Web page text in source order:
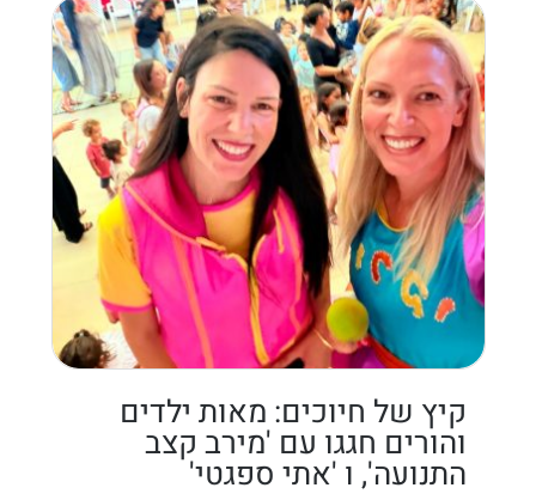
קיץ של חיוכים: מאות ילדים
והורים חגגו עם 'מירב קצב
התנועה', ו 'אתי ספגטי'